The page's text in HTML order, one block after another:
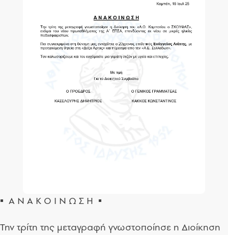
▪ Α Ν Α Κ Ο Ι Ν Ω Σ Η ▪
Την τρίτη της μεταγραφή γνωστοποίησε η Διοίκηση